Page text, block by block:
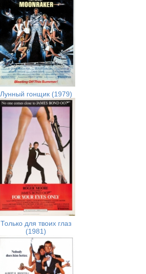
Лунный гонщик (1979)
Только для твоих глаз
(1981)